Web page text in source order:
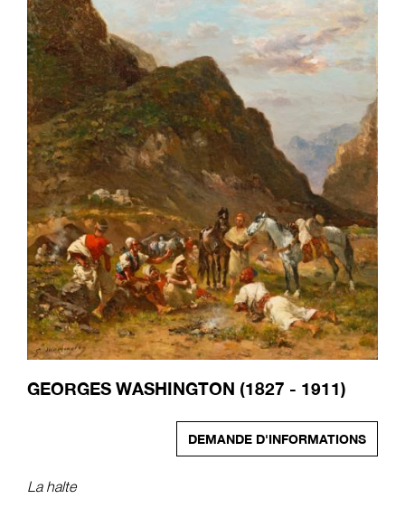
GEORGES WASHINGTON (1827 - 1911)
DEMANDE D'INFORMATIONS
La halte